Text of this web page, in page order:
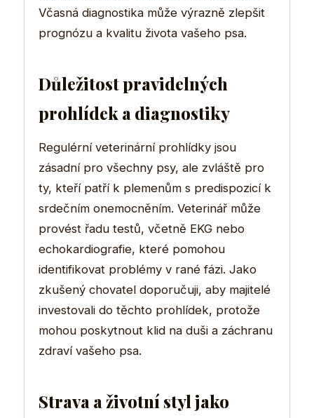
Včasná diagnostika může výrazně zlepšit
prognózu a kvalitu života vašeho psa.
Důležitost pravidelných
prohlídek a diagnostiky
Regulérní veterinární prohlídky jsou
zásadní pro všechny psy, ale zvláště pro
ty, kteří patří k plemenům s predispozicí k
srdečním onemocněním. Veterinář může
provést řadu testů, včetně EKG nebo
echokardiografie, které pomohou
identifikovat problémy v rané fázi. Jako
zkušený chovatel doporučuji, aby majitelé
investovali do těchto prohlídek, protože
mohou poskytnout klid na duši a záchranu
zdraví vašeho psa.
Strava a životní styl jako